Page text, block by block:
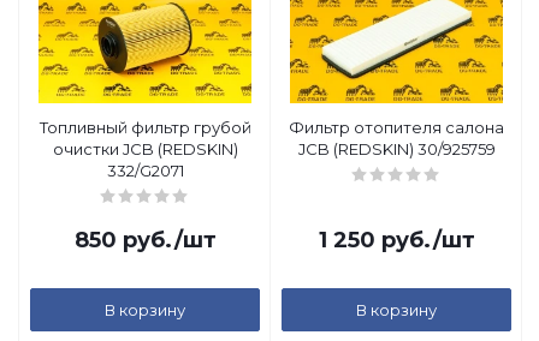
Топливный фильтр грубой
очистки JCB (REDSKIN)
332/G2071
850 руб./шт
В корзину
Фильтр отопителя салона
JCB (REDSKIN) 30/925759
1 250 руб./шт
В корзину